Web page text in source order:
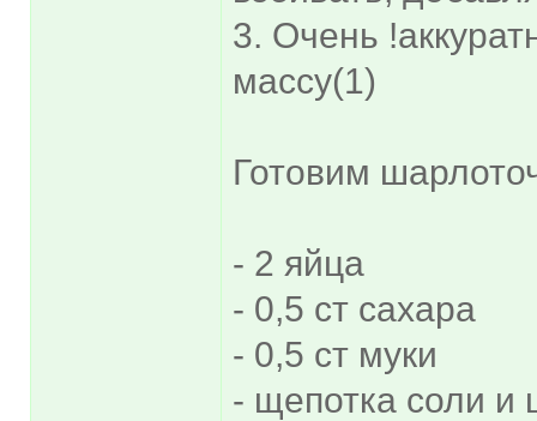
3. Очень
массу(1)
Готовим
- 2 яйца
- 0,5 ст сахара
- 0,5 ст муки
- щепотка соли и